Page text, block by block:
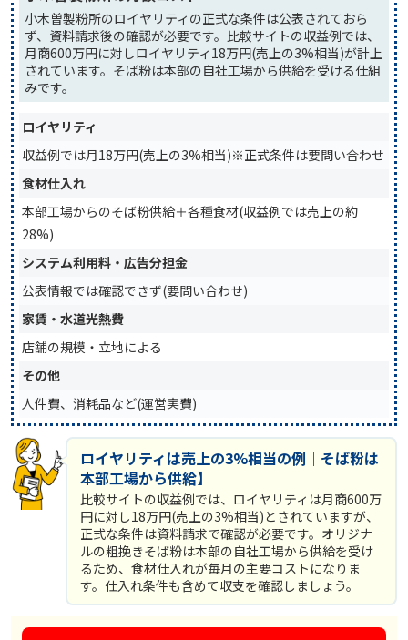
小木曽製粉所のロイヤリティの正式な条件は公表されておら
ず、資料請求後の確認が必要です。比較サイトの収益例では、
月商600万円に対しロイヤリティ18万円(売上の3%相当)が計上
されています。そば粉は本部の自社工場から供給を受ける仕組
みです。
ロイヤリティ
収益例では月18万円(売上の3%相当)※正式条件は要問い合わせ
食材仕入れ
本部工場からのそば粉供給＋各種食材(収益例では売上の約
28%)
システム利用料・広告分担金
公表情報では確認できず(要問い合わせ)
家賃・水道光熱費
店舗の規模・立地による
その他
人件費、消耗品など(運営実費)
ロイヤリティは売上の3%相当の例｜そば粉は
本部工場から供給】
比較サイトの収益例では、ロイヤリティは月商600万
円に対し18万円(売上の3%相当)とされていますが、
正式な条件は資料請求で確認が必要です。オリジナ
ルの粗挽きそば粉は本部の自社工場から供給を受け
るため、食材仕入れが毎月の主要コストになりま
す。仕入れ条件も含めて収支を確認しましょう。